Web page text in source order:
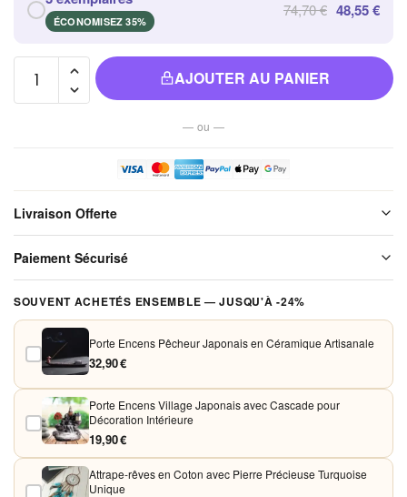
ÉCONOMISEZ 35%
74,70 € 48,55 €
de Porte
élégant
et Facile
à
Nettoyer
AJOUTER AU PANIER
— ou —
Livraison Offerte
soigneusement emballé avant expédition. Aucun frais de port, jamais.
Paiement Sécurisé
acceptons Visa, Mastercard, PayPal et Apple Pay. Aucune donnée
bancaire n'est conservée sur nos serveurs.
SOUVENT ACHETÉS ENSEMBLE — JUSQU'À -24%
Porte Encens Pêcheur Japonais en Céramique Artisanale
32,90 €
Porte Encens Village Japonais avec Cascade pour
Décoration Intérieure
19,90 €
Attrape-rêves en Coton avec Pierre Précieuse Turquoise
Unique